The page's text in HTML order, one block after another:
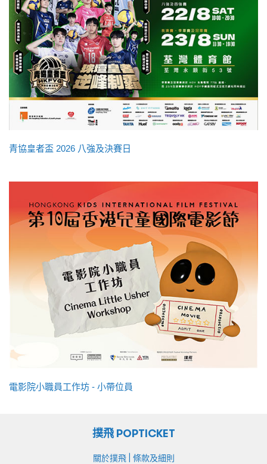
青協皇者盃 2026 八強及決賽日
電影院小職員工作坊 - 小帶位員
撲飛 POPTICKET
關於撲飛| 條款及細則